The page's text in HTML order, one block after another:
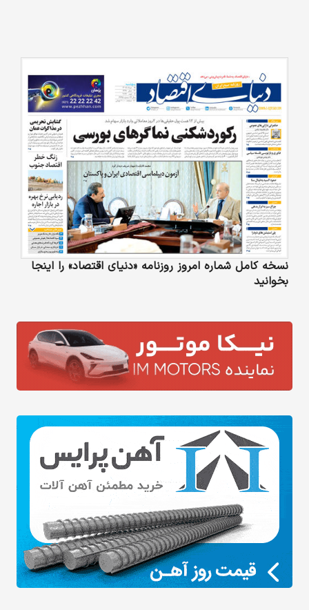
نسخه کامل شماره امروز روزنامه «دنیای‌ اقتصاد» را اینجا
بخوانید